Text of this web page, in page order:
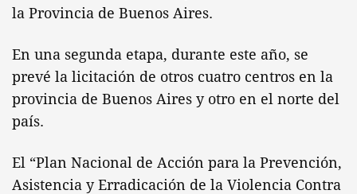
la Provincia de Buenos Aires.
En una segunda etapa, durante este año, se
prevé la licitación de otros cuatro centros en la
provincia de Buenos Aires y otro en el norte del
país.
El “Plan Nacional de Acción para la Prevención,
Asistencia y Erradicación de la Violencia Contra